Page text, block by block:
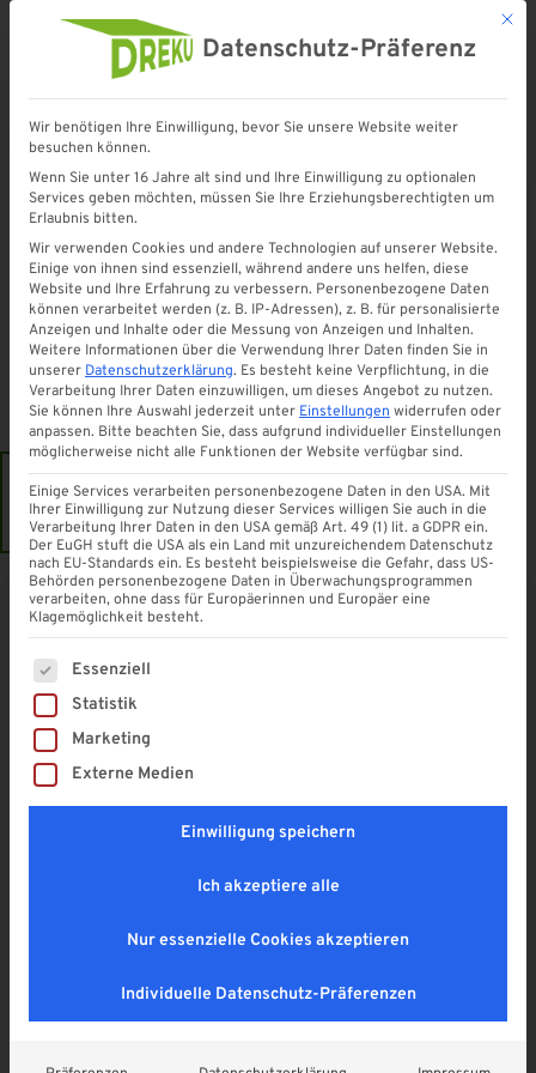
Startseite»Shop»Kastenrinnen-Ablaufstutzen (NW 68 / DN 50 anthrazit)
Kastenrinnen-Ablaufstutzen
(NW 68 / DN 50 anthrazit)
4,9
11,90€
Enthält 19% MwSt. DE
Lieferzeit: vorrätig ab Lager, Paketversand
Ablaufstutzen zum Kleben aus UV-beständigem und schlagzähem
PVC für Kastenrinnen NW 68 / 10-teilig auf Fallrohr DN 50.
Mit
Datenschutz-Präferenz
Wir benötigen Ihre Einwilligung, bevor Sie unsere Website weiter
besuchen können.
Wenn Sie unter 16 Jahre alt sind und Ihre Einwilligung zu optionalen
Services geben möchten, müssen Sie Ihre Erziehungsberechtigten um
Erlaubnis bitten.
Wir verwenden Cookies und andere Technologien auf unserer Website.
Einige von ihnen sind essenziell, während andere uns helfen, diese
Website und Ihre Erfahrung zu verbessern. Personenbezogene Daten
können verarbeitet werden (z. B. IP-Adressen), z. B. für personalisierte
Anzeigen und Inhalte oder die Messung von Anzeigen und Inhalten.
Weitere Informationen über die Verwendung Ihrer Daten finden Sie in
unserer Datenschutzerklärung. Es besteht keine Verpflichtung, in die
Verarbeitung Ihrer Daten einzuwilligen, um dieses Angebot zu nutzen.
Sie können Ihre Auswahl jederzeit unter Einstellungen widerrufen oder
anpassen. Bitte beachten Sie, dass aufgrund individueller Einstellungen
möglicherweise nicht alle Funktionen der Website verfügbar sind.
Einige Services verarbeiten personenbezogene Daten in den USA. Mit
Ihrer Einwilligung zur Nutzung dieser Services willigen Sie auch in die
Verarbeitung Ihrer Daten in den USA gemäß Art. 49 (1) lit. a GDPR ein.
Der EuGH stuft die USA als ein Land mit unzureichendem Datenschutz
nach EU-Standards ein. Es besteht beispielsweise die Gefahr, dass US-
Behörden personenbezogene Daten in Überwachungsprogrammen
verarbeiten, ohne dass für Europäerinnen und Europäer eine
Klagemöglichkeit besteht.
Es folgt eine Liste der Service-Gruppen, für die eine
Essenziell
Statistik
Marketing
Externe Medien
Einwilligung speichern
Ich akzeptiere alle
Nur essenzielle Cookies akzeptieren
Individuelle Datenschutz-Präferenzen